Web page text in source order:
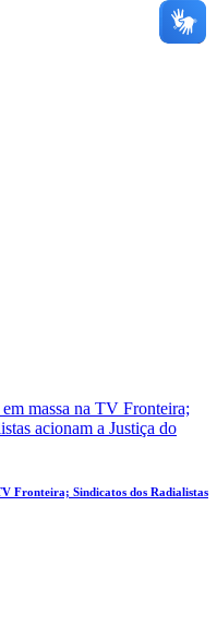
Fronteira; Sindicatos dos Radialistas